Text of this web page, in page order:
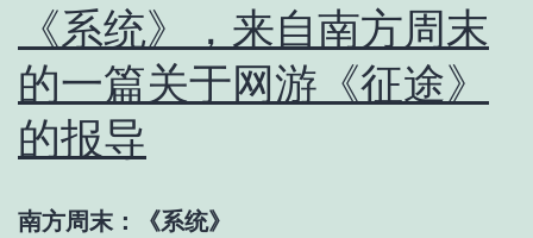
《系统》，来自南方周末
的一篇关于网游《征途》
的报导
南方周末：《系统》